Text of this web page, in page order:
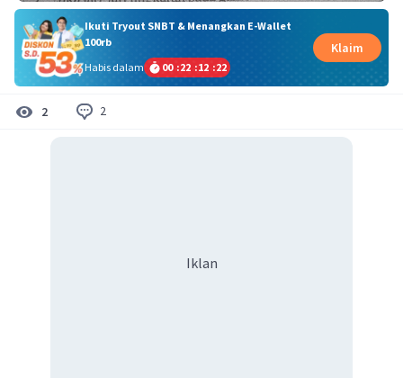
Ikuti Tryout SNBT & Menangkan E-Wallet
100rb
Habis dalam
00 :22 :12 :21
Klaim
2 2
Iklan